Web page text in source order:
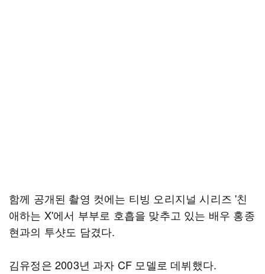
함께 공개된 촬영 컷에는 티빙 오리지널 시리즈 '친
애하는 X'에서 부부로 호흡을 맞추고 있는 배우 홍종
현과의 투샷도 담겼다.
김유정은 2003년 과자 CF 모델로 데뷔했다.